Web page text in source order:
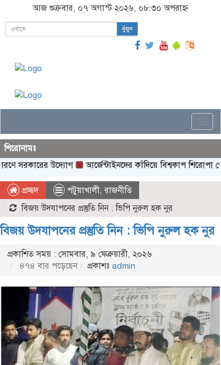
আজ শুক্রবার, ০৭ অগাস্ট ২০২৬, ০৮:৩০ অপরাহ্ন
খুঁজুন
শিরোনামঃ
উদ্যোগ
আর্জেন্টাইনদের কাঁদিয়ে বিশ্বকাপ শিরোপা স্পেনের
প্রচ্ছদ পটুয়াখালী,রাজনীতি
বিজয় উদযাপনের প্রস্তুতি নিন : ভিপি নুরুল হক নুর
বিজয় উদযাপনের প্রস্তুতি নিন : ভিপি নুরুল হক নুর
প্রকাশিত সময় : সোমবার, ৯ ফেব্রুয়ারী, ২০২৬
৪৭৪ বার পড়েছেন
প্রকাশঃ admin